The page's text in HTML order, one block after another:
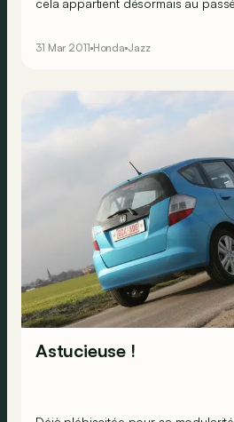
cela appartient désormais au
Citadine à conscience verte, la
gamme.
31 Mar 2011 Honda Jazz
Astucieuse !